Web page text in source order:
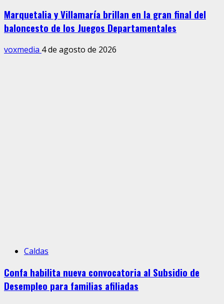
Marquetalia y Villamaría brillan en la gran final del
baloncesto de los Juegos Departamentales
voxmedia 4 de agosto de 2026
Caldas
Confa habilita nueva convocatoria al Subsidio de
Desempleo para familias afiliadas